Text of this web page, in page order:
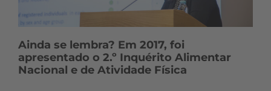
Ainda se lembra? Em 2017, foi
apresentado o 2.º Inquérito Alimentar
Nacional e de Atividade Física